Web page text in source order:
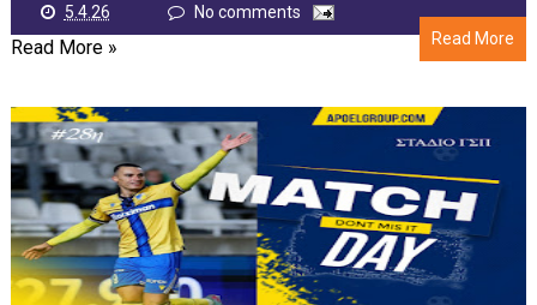
5.4.26
No comments
Read More
Read More »